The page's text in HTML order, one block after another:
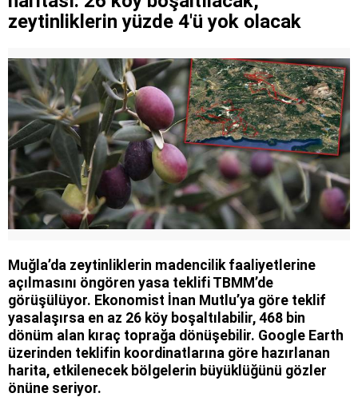
zeytinliklerin yüzde 4'ü yok olacak
Muğla’da zeytinliklerin madencilik faaliyetlerine
açılmasını öngören yasa teklifi TBMM’de
görüşülüyor. Ekonomist İnan Mutlu’ya göre teklif
yasalaşırsa en az 26 köy boşaltılabilir, 468 bin
dönüm alan kıraç toprağa dönüşebilir. Google Earth
üzerinden teklifin koordinatlarına göre hazırlanan
harita, etkilenecek bölgelerin büyüklüğünü gözler
önüne seriyor.